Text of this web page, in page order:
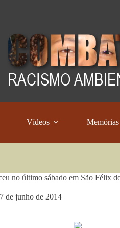
Vídeos Memórias
no último sábado em São Félix
de junho de 2014